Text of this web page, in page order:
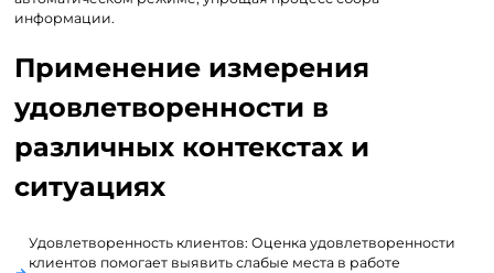
информации.
Применение измерения
удовлетворенности в
различных контекстах и
ситуациях
Удовлетворенность клиентов: Оценка удовлетворенности
клиентов помогает выявить слабые места в работе